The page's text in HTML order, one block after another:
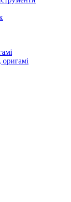
оригамі